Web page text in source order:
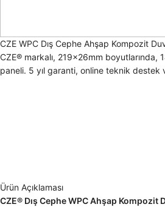
CZE WPC Dış Cephe Ahşap Kompozit
CZE® markalı, 219x26mm boyutlarında,
paneli. 5 yıl garanti, online teknik
Ürün Açıklaması
CZE® Dış Cephe WPC Ahşap Kompozit